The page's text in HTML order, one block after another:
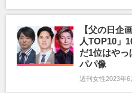
【父の日企
人TOP10」
だ1位はや
パパ像
週刊女性2023年6